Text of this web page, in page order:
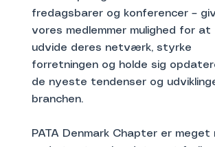
fredagsbarer og konferencer –
vores medlemmer mulighed for at
udvide deres netværk, styrke
forretningen og holde sig
de nyeste tendenser og
branchen.
PATA Denmark Chapter er meget